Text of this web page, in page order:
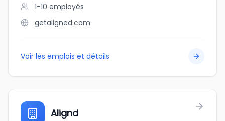
1-10 employés
getaligned.com
Voir les emplois et détails
Alignd